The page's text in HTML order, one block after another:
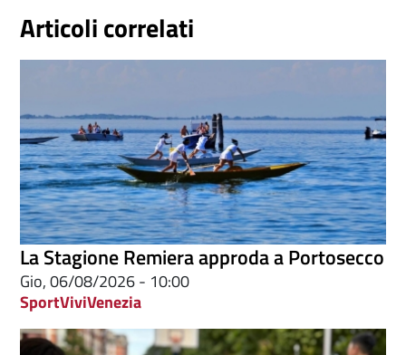
Articoli correlati
La Stagione Remiera approda a Portosecco
Gio, 06/08/2026 - 10:00
SportViviVenezia